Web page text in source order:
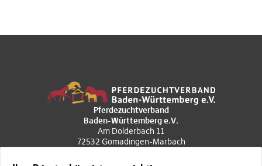
Pferdezuchtverband
Baden-Württemberg e.V.
Am Dolderbach 11
72532 Gomadingen-Marbach
poststelle@pzvbw.de